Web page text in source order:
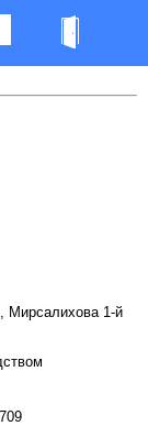
Мирсалихова 1-й